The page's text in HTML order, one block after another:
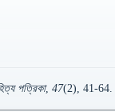
পত্রিকা, 47(2), 41-64.